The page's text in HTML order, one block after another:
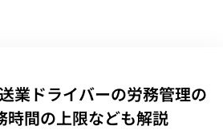
業ドライバーの労務管理の
時間の上限なども解説